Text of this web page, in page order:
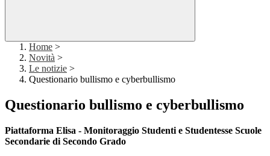
Home >
Novità >
Le notizie >
Questionario bullismo e cyberbullismo
Questionario bullismo e cyberbullismo
Piattaforma Elisa - Monitoraggio Studenti e Studentesse Scuole
Secondarie di Secondo Grado